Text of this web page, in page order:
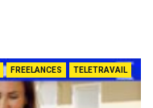
FREELANCES TELETRAVAIL